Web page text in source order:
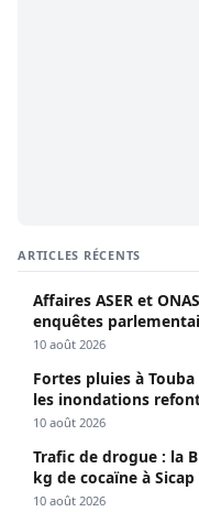
ARTICLES RÉCENTS
Affaires ASER et
enquêtes
10 août 2026
Fortes pluies à
les inondations
10 août 2026
Trafic de drogue : la
kg de cocaïne à
10 août 2026